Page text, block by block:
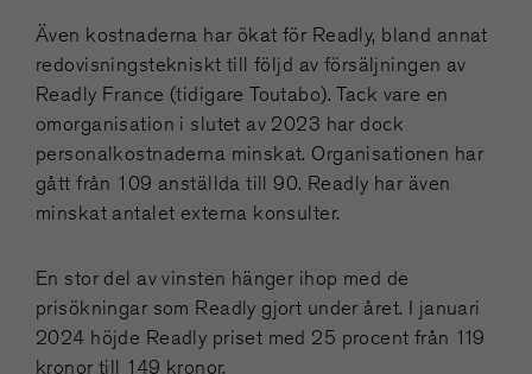
Även kostnaderna har ökat för Readly, bland annat
redovisningstekniskt till följd av försäljningen av
Readly France (tidigare Toutabo). Tack vare en
omorganisation i slutet av 2023 har dock
personalkostnaderna minskat. Organisationen har
gått från 109 anställda till 90. Readly har även
minskat antalet externa konsulter.
En stor del av vinsten hänger ihop med de
prisökningar som Readly gjort under året. I januari
2024 höjde Readly priset med 25 procent från 119
kronor till 149 kronor.